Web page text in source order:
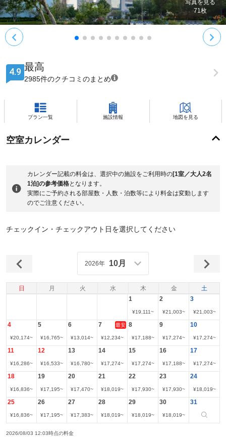
写真を見る
71枚
4.9 最高
2985件のクチコミのまとめ
プラン一覧 施設情報 地図を見る
空室カレンダー
カレンダー記載の料金は、選択中の施設をご利用時の[1室／大人2名
1泊]の参考価格となります。
実際にご予約される部屋数・人数・泊数等により料金は変動します
のでご注意ください。
チェックイン・チェックアウト日を選択してください
日 月 火 水 木 金 土
2026年 10月
1
¥19,111~
2
¥21,003~
3
¥21,003~
4
¥20,174~
5
¥16,765~
6
¥13,014~
7 最安
¥12,234~
8
¥17,188~
9
¥17,274~
10
¥17,274~
11
¥16,286~
12
¥16,533~
13
¥16,780~
14
¥17,274~
15
¥17,274~
16
¥17,188~
17
¥17,274~
18
¥16,836~
19
¥17,195~
20
¥17,470~
21
¥18,019~
22
¥17,930~
23
¥17,930~
24
¥18,019~
25
¥16,836~
26
¥17,195~
27
¥17,383~
28
¥18,019~
29
¥18,019~
30
¥18,019~
31
2026/08/03 12:03時点の料金